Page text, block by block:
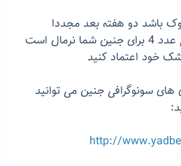
باشد دو هفته بعد مجددا
سونوگرافی می فرستد ولی عدد 4 برای جنین شما نرمال است
خود اعتماد کنید
های سونوگرافی جنین می توانید
http://